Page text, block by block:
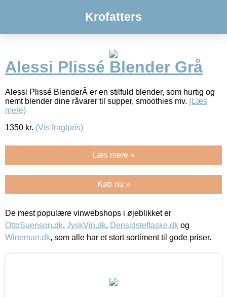
Krofatters
Alessi Plissé Blender Grå
Alessi Plissé BlenderÂ er en stilfuld blender, som hurtig og
nemt blender dine råvarer til supper, smoothies mv. (Læs
mere)
1350 kr. (Vis fragtpris)
Læs mere »
Køb nu »
De mest populære vinwebshops i øjeblikket er
OttoSuenson.dk, JyskVin.dk, Densidsteflaske.dk og
Wineman.dk, som alle har et stort sortiment til gode priser.